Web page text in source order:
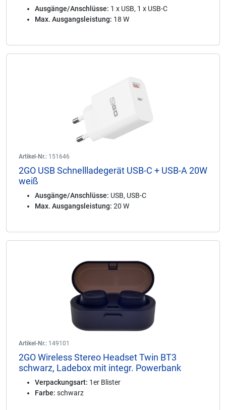
Ausgänge/Anschlüsse: 1 x USB, 1 x USB-C
Max. Ausgangsleistung: 18 W
Artikel-Nr.: 151646
2GO USB Schnellladegerät USB-C + USB-A 20W
weiß
Ausgänge/Anschlüsse: USB, USB-C
Max. Ausgangsleistung: 20 W
Artikel-Nr.: 149101
2GO Wireless Stereo Headset Twin BT3
schwarz, Ladebox mit integr. Powerbank
Verpackungsart: 1er Blister
Farbe: schwarz